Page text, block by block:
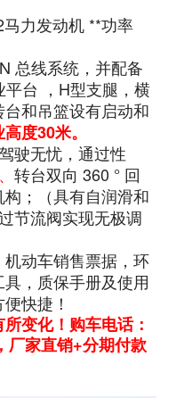
力发动机 **功率
总线系统，并配备
平台 ，H型支腿，横
台和吊篮设有启动和
度30米。
驶无忧，通过性
转台双向 360 ° 回
；（具有自润滑和
节流阀实现无极调
动车销售票据，环
，质保手册及使用
快捷！
变化！购车电话：
家直销+分期付款